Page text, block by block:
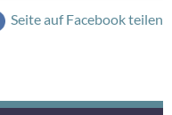
Seite auf Facebook teilen